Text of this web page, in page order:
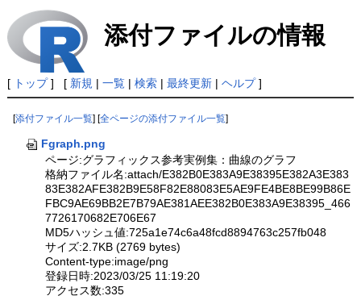
添付ファイルの情報
[ トップ] [ 新規 | 一覧| 検索| 最終更新| ヘルプ]
[添付ファイル一覧 ] [全ページの添付ファイル一覧
Fgraph.png
ページ:グラフィックス参考実例集：曲線のグラフ
格納ファイル名:attach/E382B0E383A9E38395E382A3E383
83E382AFE382B9E58F82E88083E5AE9FE4BE8BE99B86E
FBC9AE69BB2E7B79AE381AEE382B0E383A9E38395_466
7726170682E706E67
MD5ハッシュ値:725a1e74c6a48fcd8894763c257fb048
サイズ:2.7KB (2769 bytes)
Content-type:image/png
登録日時:2023/03/25 11:19:20
アクセス数:335